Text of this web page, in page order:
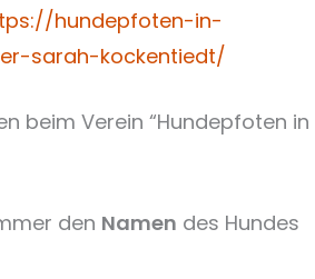
hundepfoten-in-
sarah-kockentiedt/
beim Verein “Hundepfoten in
den Namen des Hundes